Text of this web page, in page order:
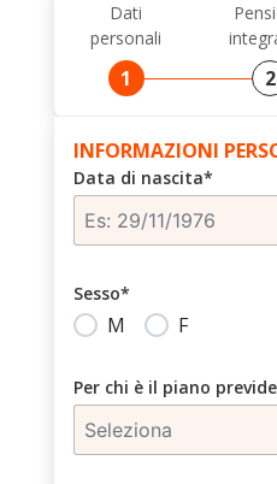
Dati
personali
1 2
INFORMAZIONI
Data di nascita*
Sesso*
M F
Per chi è il piano
Seleziona